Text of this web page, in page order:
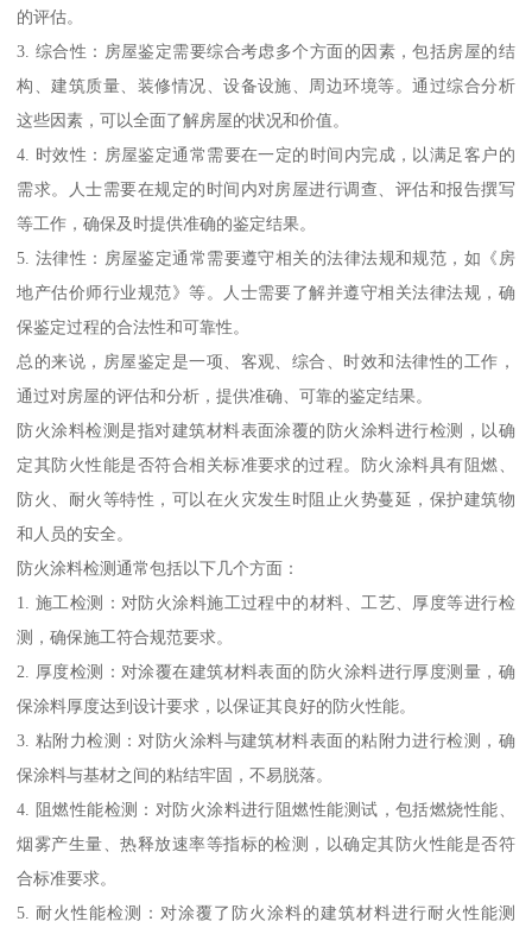
的评估。
3. 综合性：房屋鉴定需要综合考虑多个方面的因素，包括房屋的结
构、建筑质量、装修情况、设备设施、周边环境等。通过综合分析
这些因素，可以全面了解房屋的状况和价值。
4. 时效性：房屋鉴定通常需要在一定的时间内完成，以满足客户的
需求。人士需要在规定的时间内对房屋进行调查、评估和报告撰写
等工作，确保及时提供准确的鉴定结果。
5. 法律性：房屋鉴定通常需要遵守相关的法律法规和规范，如《房
地产估价师行业规范》等。人士需要了解并遵守相关法律法规，确
保鉴定过程的合法性和可靠性。
总的来说，房屋鉴定是一项、客观、综合、时效和法律性的工作，
通过对房屋的评估和分析，提供准确、可靠的鉴定结果。
防火涂料检测是指对建筑材料表面涂覆的防火涂料进行检测，以确
定其防火性能是否符合相关标准要求的过程。防火涂料具有阻燃、
防火、耐火等特性，可以在火灾发生时阻止火势蔓延，保护建筑物
和人员的安全。
防火涂料检测通常包括以下几个方面：
1. 施工检测：对防火涂料施工过程中的材料、工艺、厚度等进行检
测，确保施工符合规范要求。
2. 厚度检测：对涂覆在建筑材料表面的防火涂料进行厚度测量，确
保涂料厚度达到设计要求，以保证其良好的防火性能。
3. 粘附力检测：对防火涂料与建筑材料表面的粘附力进行检测，确
保涂料与基材之间的粘结牢固，不易脱落。
4. 阻燃性能检测：对防火涂料进行阻燃性能测试，包括燃烧性能、
烟雾产生量、热释放速率等指标的检测，以确定其防火性能是否符
合标准要求。
5. 耐火性能检测：对涂覆了防火涂料的建筑材料进行耐火性能测